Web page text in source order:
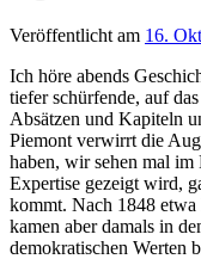
Veröffentlicht am 16.
Ich höre abends
tiefer schürfende, auf
Absätzen und Kapiteln
Piemont verwirrt die
haben, wir sehen mal
Expertise gezeigt wird,
kommt. Nach 1848 etwa
kamen aber damals in
demokratischen Werten